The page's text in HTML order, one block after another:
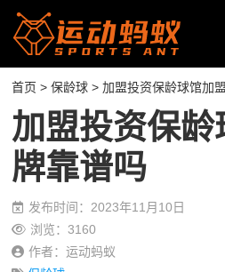
首页 >保龄球 > 加盟投资保龄球馆加
加盟投资保
牌靠谱吗
发布时间：2023年11月10日
浏览：3160
作者：运动蚂蚁